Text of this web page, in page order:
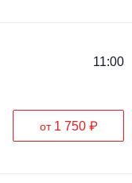
11:00
от 1 750 ₽